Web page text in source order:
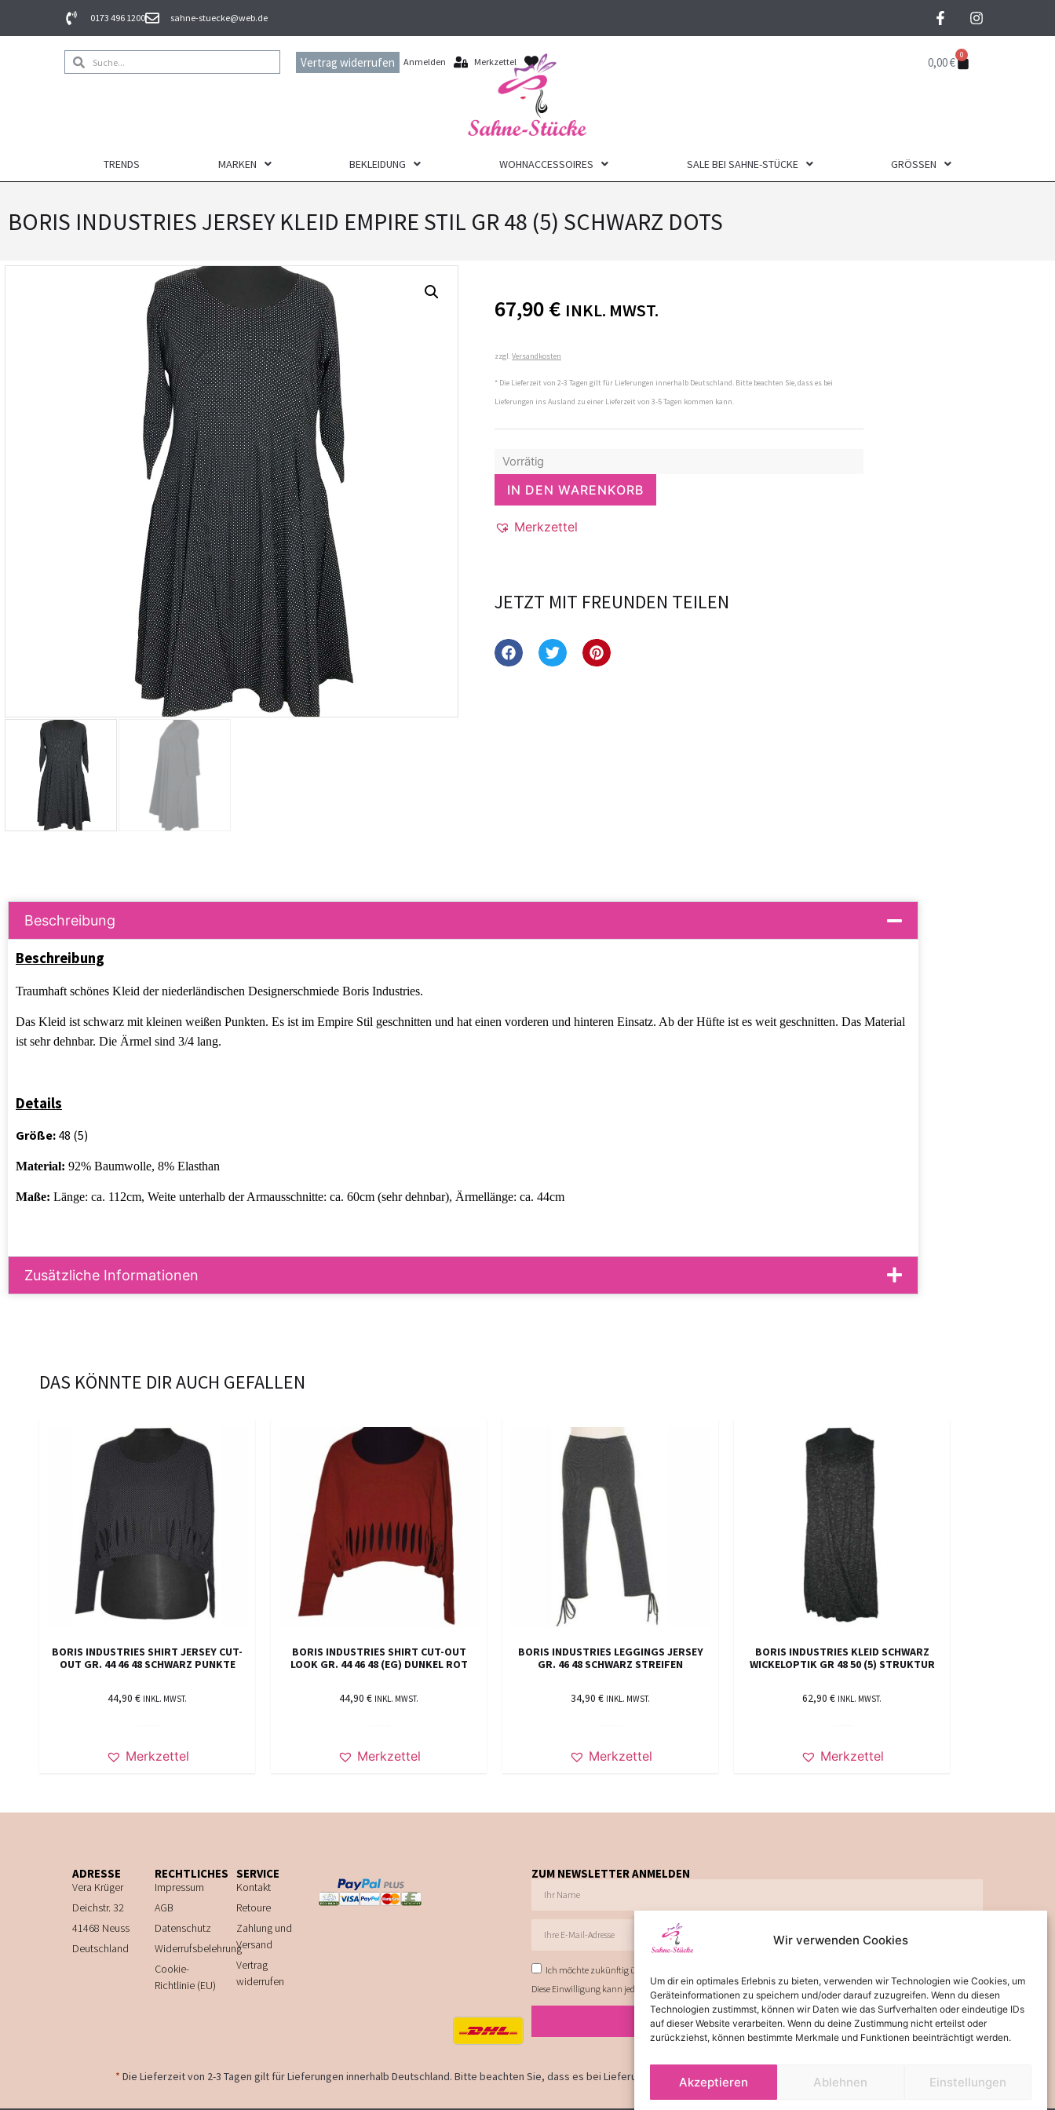
Wir verwenden Cookies
Um dir ein optimales Erlebnis zu bieten, verwenden wir Technologien wie Cookies, um
Geräteinformationen zu speichern und/oder darauf zuzugreifen. Wenn du diesen
Technologien zustimmst, können wir Daten wie das Surfverhalten oder eindeutige IDs
auf dieser Website verarbeiten. Wenn du deine Zustimmung nicht erteilst oder
zurückziehst, können bestimmte Merkmale und Funktionen beeinträchtigt werden.
Akzeptieren Ablehnen Einstellungen
0173 496 1200 sahne-stuecke@web.de
Vertrag widerrufen Anmelden Merkzettel 0,00€ 0
TRENDS MARKEN BEKLEIDUNG WOHNACCESSOIRES SALE BEI SAHNE-STÜCKE GRÖSSEN
BORIS INDUSTRIES JERSEY KLEID EMPIRE STIL GR 48 (5) SCHWARZ DOTS
67,90€ INKL. MWST.
zzgl.Versandkosten
* Die Lieferzeit von 2-3 Tagen gilt für Lieferungen innerhalb Deutschland. Bitte beachten Sie, dass es bei
Lieferungen ins Ausland zu einer Lieferzeit von 3-5 Tagen kommen kann.
Vorrätig
IN DEN WARENKORB
Merkzettel
JETZT MIT FREUNDEN TEILEN
Beschreibung
Beschreibung
Traumhaft schönes Kleid der niederländischen Designerschmiede Boris Industries.
Das Kleid ist schwarz mit kleinen weißen Punkten. Es ist im Empire Stil geschnitten und hat einen vorderen und hinteren Einsatz. Ab der Hüfte ist es weit geschnitten. Das Material
ist sehr dehnbar. Die Ärmel sind 3/4 lang.
Details
Größe: 48 (5)
Material: 92% Baumwolle, 8% Elasthan
Maße: Länge: ca. 112cm, Weite unterhalb der Armausschnitte: ca. 60cm (sehr dehnbar), Ärmellänge: ca. 44cm
Zusätzliche Informationen
DAS KÖNNTE DIR AUCH GEFALLEN
BORIS INDUSTRIES SHIRT JERSEY CUT-
OUT GR. 44 46 48 SCHWARZ PUNKTE
44,90 € INKL. MWST.
Merkzettel
BORIS INDUSTRIES SHIRT CUT-OUT
LOOK GR. 44 46 48 (EG) DUNKEL ROT
44,90 € INKL. MWST.
Merkzettel
BORIS INDUSTRIES LEGGINGS JERSEY
GR. 46 48 SCHWARZ STREIFEN
34,90 € INKL. MWST.
Merkzettel
BORIS INDUSTRIES KLEID SCHWARZ
WICKELOPTIK GR 48 50 (5) STRUKTUR
62,90 € INKL. MWST.
Merkzettel
ADRESSE
Vera Krüger
Deichstr. 32
41468 Neuss
Deutschland
RECHTLICHES
Impressum
AGB
Datenschutz
Widerrufsbelehrung
Cookie-
Richtlinie (EU)
SERVICE
Kontakt
Retoure
Zahlung und
Versand
Vertrag
widerrufen
ZUM NEWSLETTER ANMELDEN
Ich möchte zukünftig über Trends, Schnäppchen, Gutscheine, Aktionen und Angebote per E-Mail informiert werden.
Diese Einwilligung kann jederzeit via E-Mail widerrufen werden.
JETZT ABONNIEREN
* Die Lieferzeit von 2-3 Tagen gilt für Lieferungen innerhalb Deutschland. Bitte beachten Sie, dass es bei Lieferungen ins Ausland zu einer Lieferzeit von 3-5 Tagen kommen kann.